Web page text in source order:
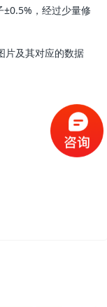
±0.5%，经过少量修
片及其对应的数据